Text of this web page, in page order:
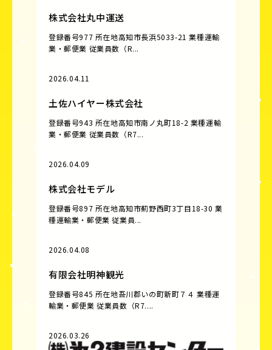
株式会社丸中運送
登録番号977 所在地高知市長浜5033-21 業種運輸
業・郵便業 従業員数（R...
2026.04.11
土佐ハイヤー株式会社
登録番号943 所在地高知市南ノ丸町18-2 業種運輸
業・郵便業 従業員数（R7...
2026.04.09
株式会社モデル
登録番号897 所在地高知市薊野西町3丁目18-30 業
種運輸業・郵便業 従業員...
2026.04.08
有限会社明神観光
登録番号845 所在地吾川郡いの町新町７４ 業種運
輸業・郵便業 従業員数（R7....
2026.03.26